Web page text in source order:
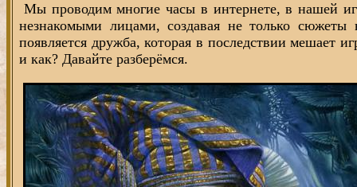
Мы проводим многие часы в интернете, в нашей
незнакомыми лицами, создавая не только
появляется дружба, которая в последствии мешает
и как? Давайте разберёмся.